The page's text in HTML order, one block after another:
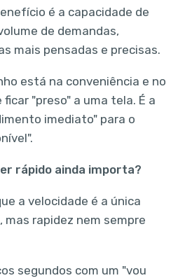
é a capacidade de
de demandas,
mais pensadas e precisas.
está na conveniência e no
"preso" a uma tela. É a
imediato" para o
rápido ainda importa?
a velocidade é a única
mas rapidez nem sempre
segundos com um "vou